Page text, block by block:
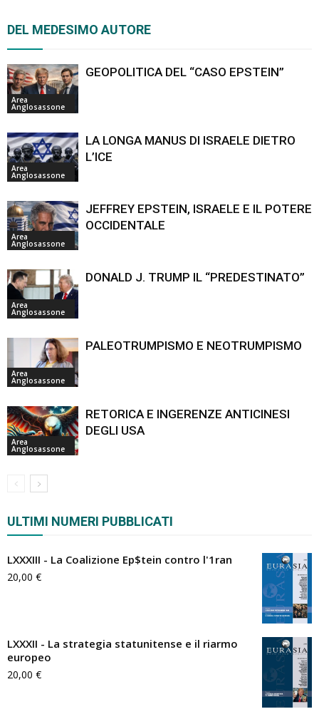
DEL MEDESIMO AUTORE
Area
Anglosassone
GEOPOLITICA DEL “CASO EPSTEIN”
Area
Anglosassone
LA LONGA MANUS DI ISRAELE DIETRO
L’ICE
Area
Anglosassone
JEFFREY EPSTEIN, ISRAELE E IL POTERE
OCCIDENTALE
Area
Anglosassone
DONALD J. TRUMP IL “PREDESTINATO”
Area
Anglosassone
PALEOTRUMPISMO E NEOTRUMPISMO
Area
Anglosassone
RETORICA E INGERENZE ANTICINESI
DEGLI USA
ULTIMI NUMERI PUBBLICATI
LXXXIII - La Coalizione Ep$tein contro l'1ran
20,00 €
LXXXII - La strategia statunitense e il riarmo
europeo
20,00 €